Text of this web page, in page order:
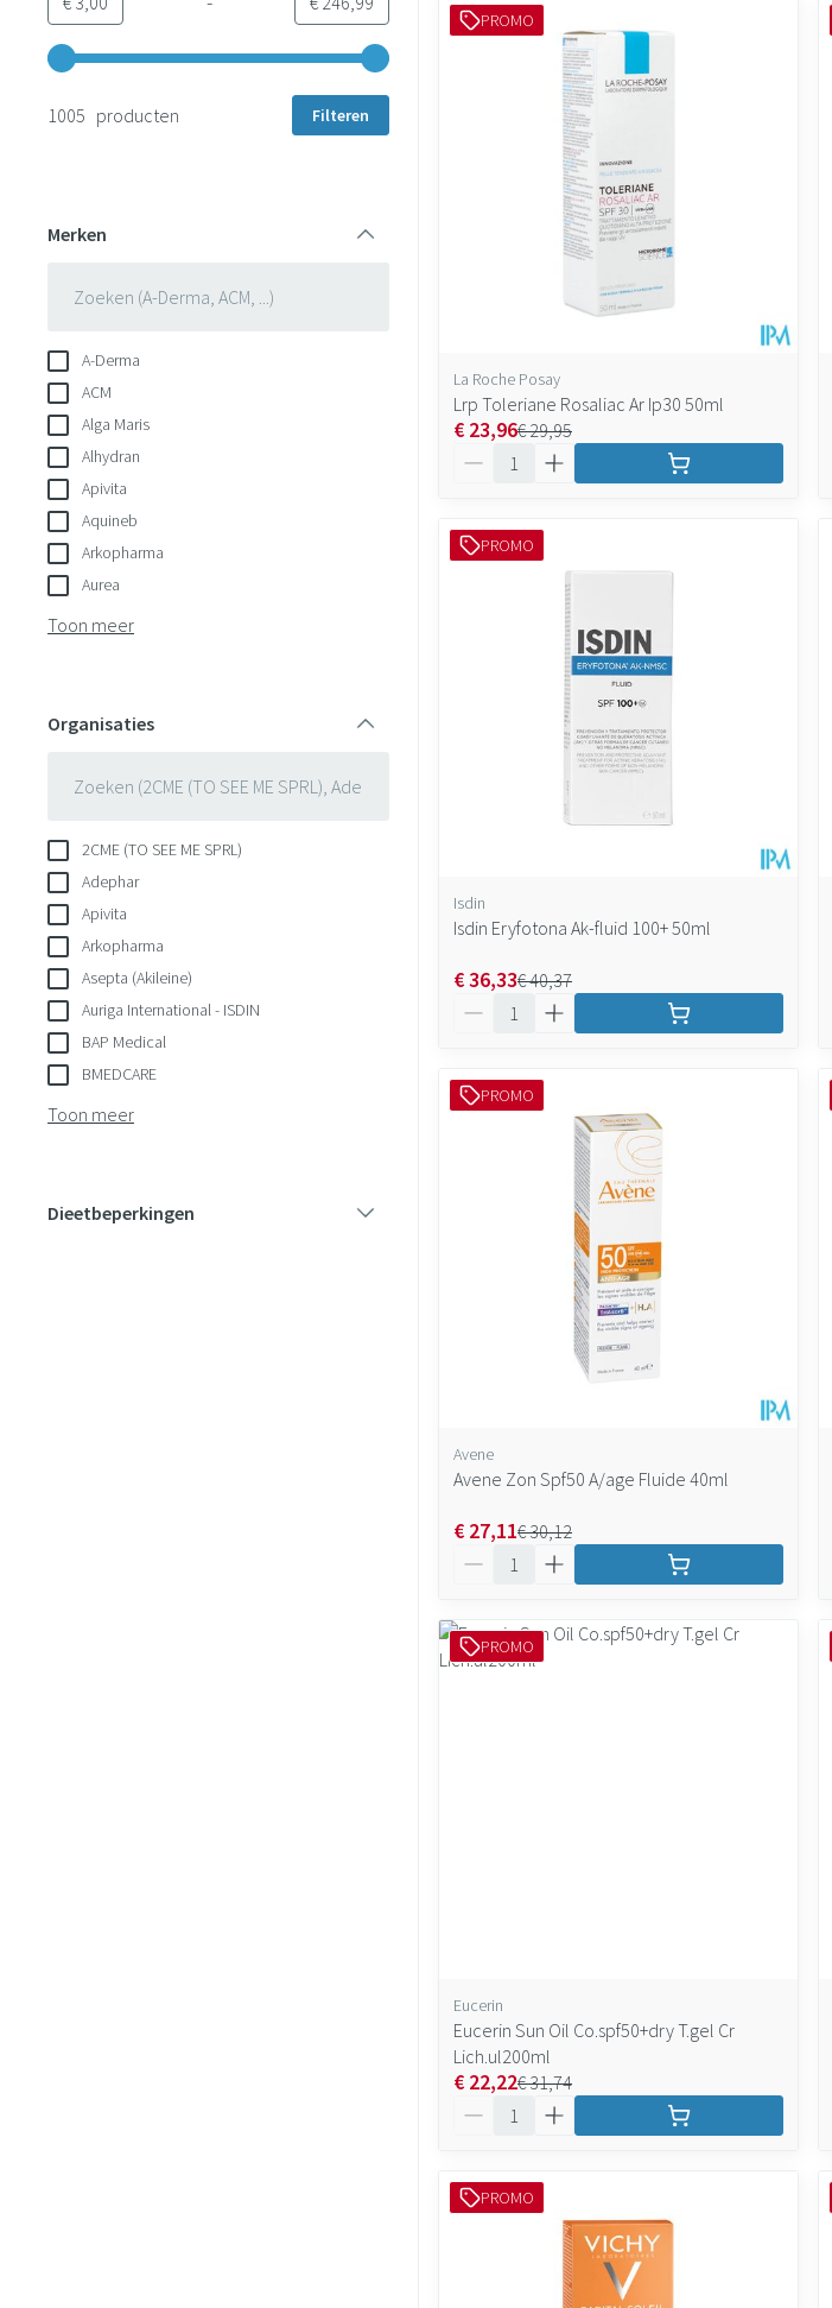
Gebruik de pijltjestoetsen links en rechts om de minimale en maximale prijswaarden aan te passen.
1005 producten Filteren
Merken
A-Derma
ACM
Alga Maris
Alhydran
Apivita
Aquineb
Arkopharma
Aurea
Toon meer
Organisaties
2CME (TO SEE ME SPRL)
Adephar
Apivita
Arkopharma
Asepta (Akileine)
Auriga International - ISDIN
BAP Medical
BMEDCARE
Toon meer
Dieetbeperkingen
PROMO
La Roche Posay
Lrp Toleriane Rosaliac Ar Ip30 50ml
€ 29,95
€ 23,96
PROMO
Isdin
Isdin Eryfotona Ak-fluid 100+ 50ml
€ 40,37
€ 36,33
PROMO
Avene
Avene Zon Spf50 A/age Fluide 40ml
€ 30,12
€ 27,11
PROMO
Eucerin
Eucerin Sun Oil Co.spf50+dry T.gel Cr
Lich.ul200ml
€ 31,74
€ 22,22
PROMO